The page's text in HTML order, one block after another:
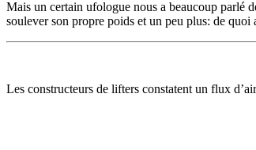
Mais un certain ufologue nous a beaucoup parlé
soulever son propre poids et un peu plus: de
Les constructeurs de lifters constatent un flux